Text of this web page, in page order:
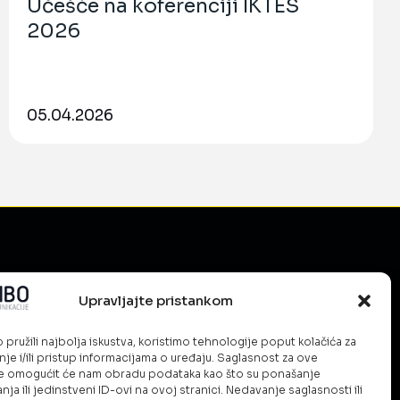
Upravljajte pristankom
pružili najbolja iskustva, koristimo tehnologije poput kolačića za
i/ili pristup informacijama o uređaju. Saglasnost za ove
omogućit će nam obradu podataka kao što su ponašanje
ili jedinstveni ID-ovi na ovoj stranici. Nedavanje saglasnosti ili
Učešće na koferenciji IKTES
2026
05.04.2026